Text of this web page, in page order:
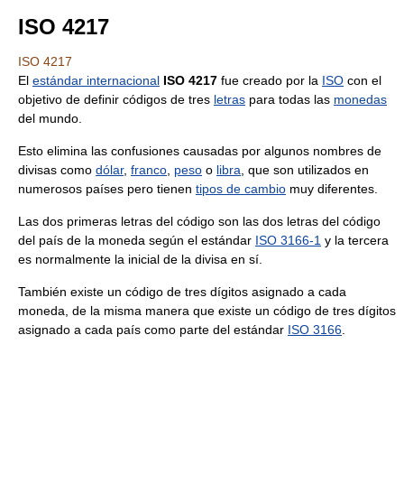
ISO 4217
ISO 4217
El estándar internacional ISO 4217 fue creado por la ISO con el
objetivo de definir códigos de tres letras para todas las monedas
del mundo.
Esto elimina las confusiones causadas por algunos nombres de
divisas como dólar, franco peso o libra , que son utilizados en
numerosos países pero tienen tipos de cambio muy diferentes.
Las dos primeras letras del código son las dos letras del código
del país de la moneda según el estándar ISO 3166-1 y la tercera
es normalmente la inicial de la divisa en sí.
También existe un código de tres dígitos asignado a cada
moneda, de la misma manera que existe un código de tres dígitos
asignado a cada país como parte del estándar ISO 3166